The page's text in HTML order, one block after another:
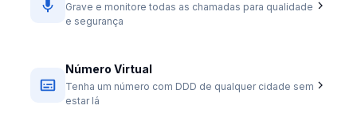
Grave e monitore todas as chamadas para qualidade
e segurança
Número Virtual
Tenha um número com DDD de qualquer cidade sem
estar lá